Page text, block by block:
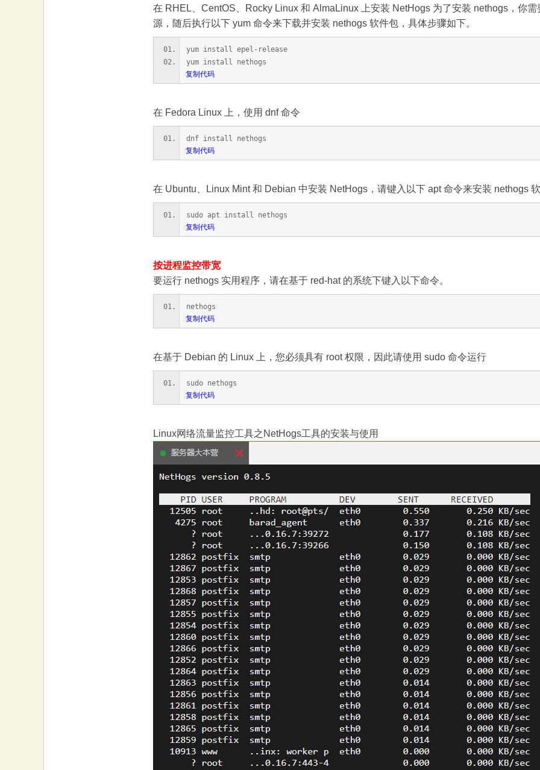
在 RHEL、CentOS、Rocky Linux 和 AlmaLinux 上安装 NetHogs 为了安装 nethogs，你
源，随后执行以下 yum 命令来下载并安装 nethogs 软件包，具体步骤如下。
yum install epel-release
yum install nethogs
复制代码
在 Fedora Linux 上，使用 dnf 命令
dnf install nethogs
复制代码
在 Ubuntu、Linux Mint 和 Debian 中安装 NetHogs，请键入以下 apt 命令来安装 nethogs
sudo apt install nethogs
复制代码
按进程监控带宽
要运行 nethogs 实用程序，请在基于 red-hat 的系统下键入以下命令。
nethogs
复制代码
在基于 Debian 的 Linux 上，您必须具有 root 权限，因此请使用 sudo 命令运行
sudo nethogs
复制代码
Linux网络流量监控工具之NetHogs工具的安装与使用